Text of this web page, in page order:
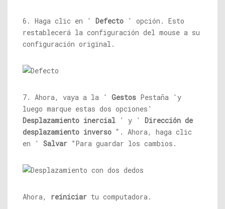
6. Haga clic en ' Defecto ' opción. Esto
restablecerá la configuración del mouse a su
configuración original.
7. Ahora, vaya a la ' Gestos Pestaña 'y
luego marque estas dos opciones'
Desplazamiento inercial ' y ' Dirección de
desplazamiento inverso “. Ahora, haga clic
en ' Salvar ”Para guardar los cambios.
Ahora, reiniciar tu computadora.